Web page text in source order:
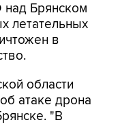
Брянском
летательных
в
области
атаке дрона
"В